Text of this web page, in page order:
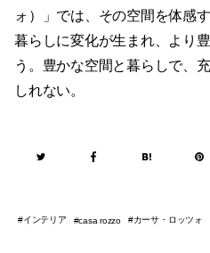
ォ）」では、その空間を体感
暮らしに変化が生まれ、より
う。豊かな空間と暮らしで、
しれない。
インテリア casa rozzo カーサ・ロッツォ